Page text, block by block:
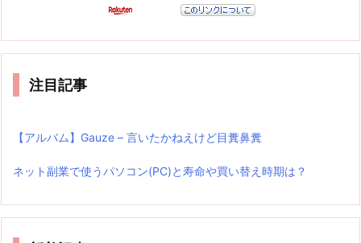
注目記事
【アルバム】Gauze – 言いたかねえけど目糞鼻糞
ネット副業で使うパソコン(PC)と寿命や買い替え時期は？